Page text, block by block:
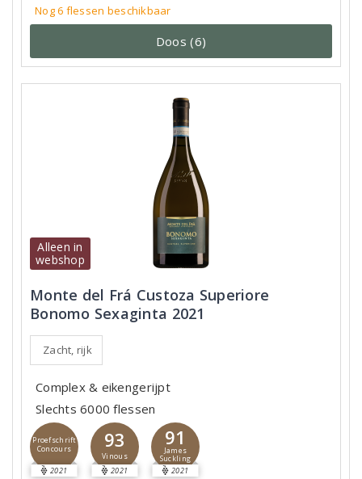
Nog 6 flessen beschikbaar
Doos (6)
Alleen in
webshop
Monte del Frá Custoza Superiore
Bonomo Sexaginta 2021
Zacht, rijk
Complex & eikengerijpt
Slechts 6000 flessen
Proefschrift
Concours
2021
93
Vinous
2021
91
James
Suckling
2021